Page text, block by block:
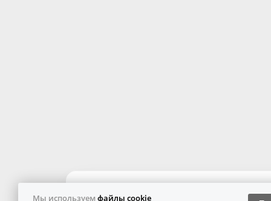
Мы используем файлы cookie